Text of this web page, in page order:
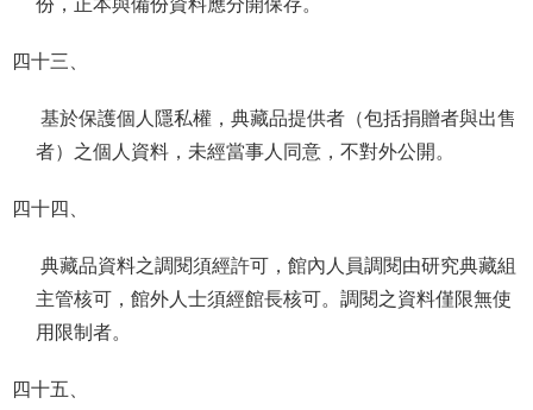
份，正本與備份資料應分開保存。
四十三、
基於保護個人隱私權，典藏品提供者（包括捐贈者與出售
者）之個人資料，未經當事人同意，不對外公開。
四十四、
典藏品資料之調閱須經許可，館內人員調閱由研究典藏組
主管核可，館外人士須經館長核可。調閱之資料僅限無使
用限制者。
四十五、